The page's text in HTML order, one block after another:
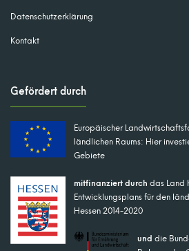
Datenschutzerklärung
Kontakt
Gefördert durch
Europäischer
ländlichen Raums: Hier
Gebiete
mitfinanziert durch das Land
Entwicklungsplans für den
Hessen 2014-2020
und die